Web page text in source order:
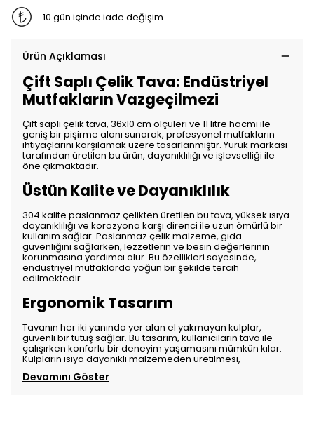
10 gün içinde iade değişim
Ürün Açıklaması
Çift Saplı Çelik Tava: Endüstriyel
Mutfakların Vazgeçilmezi
Çift saplı çelik tava, 36x10 cm ölçüleri ve 11 litre hacmi ile
geniş bir pişirme alanı sunarak, profesyonel mutfakların
ihtiyaçlarını karşılamak üzere tasarlanmıştır. Yürük markası
tarafından üretilen bu ürün, dayanıklılığı ve işlevselliği ile
öne çıkmaktadır.
Üstün Kalite ve Dayanıklılık
304 kalite paslanmaz çelikten üretilen bu tava, yüksek ısıya
dayanıklılığı ve korozyona karşı direnci ile uzun ömürlü bir
kullanım sağlar. Paslanmaz çelik malzeme, gıda
güvenliğini sağlarken, lezzetlerin ve besin değerlerinin
korunmasına yardımcı olur. Bu özellikleri sayesinde,
endüstriyel mutfaklarda yoğun bir şekilde tercih
edilmektedir.
Ergonomik Tasarım
Tavanın her iki yanında yer alan el yakmayan kulplar,
güvenli bir tutuş sağlar. Bu tasarım, kullanıcıların tava ile
çalışırken konforlu bir deneyim yaşamasını mümkün kılar.
Kulpların ısıya dayanıklı malzemeden üretilmesi,
Devamını Göster